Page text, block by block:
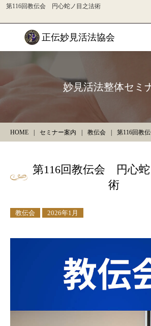
第116回教伝会 円心蛇ノ目之法術
正伝妙見活法協会
妙見活法整体セミ
HOME セミナー案内 教伝会 第116回教
第116回教伝会 円心
術
教伝会 2026年1月